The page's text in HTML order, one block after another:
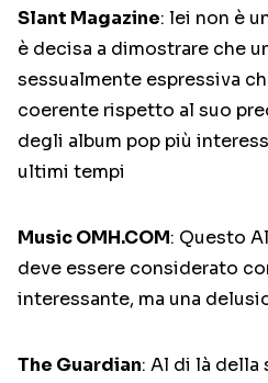
Slant Magazine: lei non è
è decisa a dimostrare che
sessualmente espressiva
coerente rispetto al suo
degli album pop più
ultimi tempi
Music OMH.COM: Questo
deve essere considerato
interessante, ma una
The Guardian: Al di là della